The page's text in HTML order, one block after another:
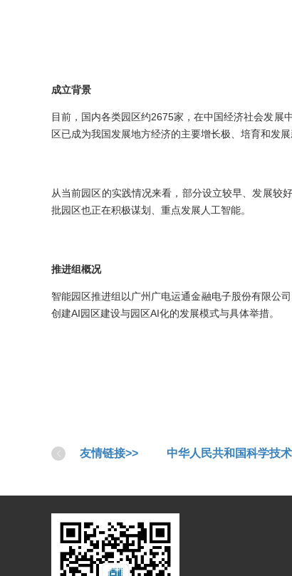
成立背景
目前，国内各类园区约2675家，在中国经济社会发展
区已成为我国发展地方经济的主要增长极、培育和发
从当前园区的实践情况来看，部分设立较早、发展较
批园区也正在积极谋划、重点发展人工智能。
推进组概况
智能园区推进组以广州广电运通金融电子股份有限公
创建AI园区建设与园区AI化的发展模式与具体举措。
友情链接>> 中华人民共和国科学技